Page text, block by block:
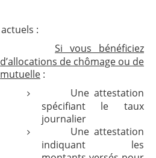
:
Si vous bénéficiez
d’allocations de chômage ou de
mutuelle :
Une attestation
spécifiant le taux
journalier
Une attestation
indiquant les